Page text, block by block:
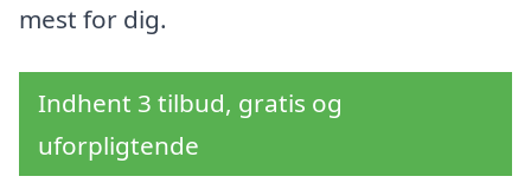
mest for dig.
Indhent 3 tilbud, gratis og
uforpligtende